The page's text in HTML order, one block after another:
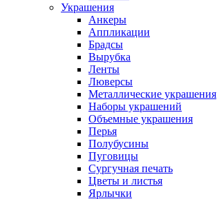
Украшения
Анкеры
Аппликации
Брадсы
Вырубка
Ленты
Люверсы
Металлические украшения
Наборы украшений
Объемные украшения
Перья
Полубусины
Пуговицы
Сургучная печать
Цветы и листья
Ярлычки